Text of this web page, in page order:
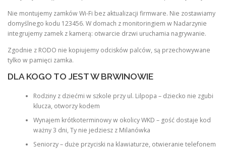
Nie montujemy zamków Wi-Fi bez aktualizacji firmware. Nie zostawiamy
domyślnego kodu 123456. W domach z monitoringiem w Nadarzynie
integrujemy zamek z kamerą: otwarcie drzwi uruchamia nagrywanie.
Zgodnie z RODO nie kopiujemy odcisków palców, są przechowywane
tylko w pamięci zamka.
DLA KOGO TO JEST W BRWINOWIE
Rodziny z dziećmi w szkole przy ul. Lilpopa – dziecko nie zgubi
klucza, otworzy kodem
Wynajem krótkoterminowy w okolicy WKD – gość dostaje kod
ważny 3 dni, Ty nie jedziesz z Milanówka
Seniorzy – duże przyciski na klawiaturze, otwieranie telefonem